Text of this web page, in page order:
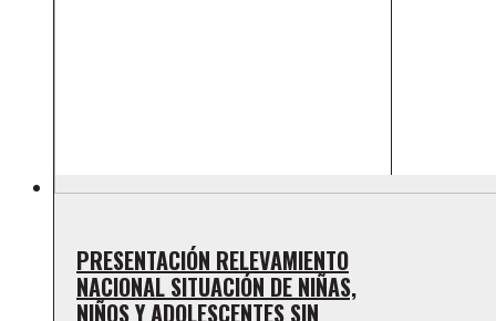
PRESENTACIÓN RELEVAMIENTO
NACIONAL SITUACIÓN DE NIÑAS,
NIÑOS Y ADOLESCENTES SIN